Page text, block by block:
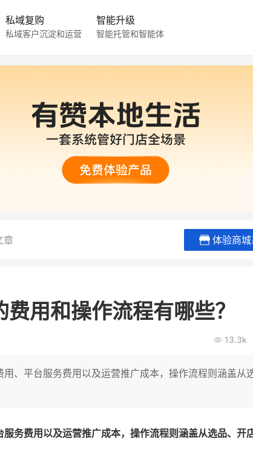
私域复购
私域客户沉淀和运营
智能升级
智能托管和智能体
章 体验商
用和操作流程有哪些？
13.3k
、平台服务费用以及运营推广成本，操作流程则涵盖从
务费用以及运营推广成本，操作流程则涵盖从选品、开
母婴
有货源没流量？母婴馆如何破局
查看详情
200 万
这家女装连锁如何借